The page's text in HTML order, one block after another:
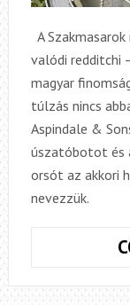
A
valódi redditchi
magyar
túlzás nincs
Aspindale &
úszatóbotot és
orsót az akkori
nevezzük.